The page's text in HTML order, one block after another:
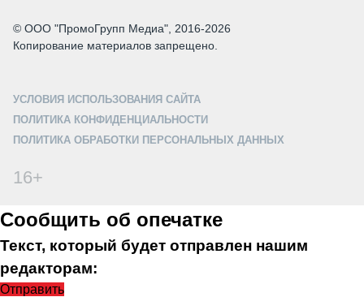
© ООО "ПромоГрупп Медиа", 2016-2026
Копирование материалов запрещено.
УСЛОВИЯ ИСПОЛЬЗОВАНИЯ САЙТА
ПОЛИТИКА КОНФИДЕНЦИАЛЬНОСТИ
ПОЛИТИКА ОБРАБОТКИ ПЕРСОНАЛЬНЫХ ДАННЫХ
16+
Сообщить об опечатке
Текст, который будет отправлен нашим
редакторам:
Отправить